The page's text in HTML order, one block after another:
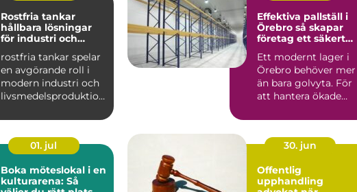
Rostfria tankar
hållbara lösningar
för industri och
rostfria tankar spelar
en avgörande roll i
modern industri och
livsmedelsproduktion.
Effektiva pallställ i
Örebro så skapar
företag ett säkert
Ett modernt lager i
Örebro behöver mer
än bara golvyta. För
att hantera ökade
01. jul
Boka möteslokal i en
kulturarena: Så
30. jun
Offentlig
upphandling